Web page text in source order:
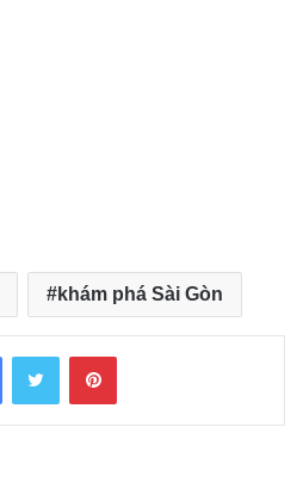
khám phá Sài Gòn
FacebookTwitter Pinterest